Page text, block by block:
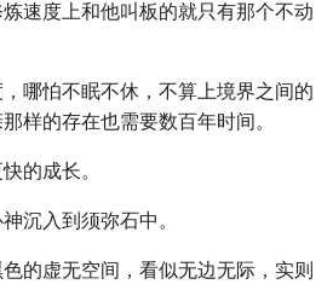
速度上和他叫板的就只有那个不动
哪怕不眠不休，不算上境界之间的
样的存在也需要数百年时间。
的成长。
沉入到须弥石中。
的虚无空间，看似无边无际，实则